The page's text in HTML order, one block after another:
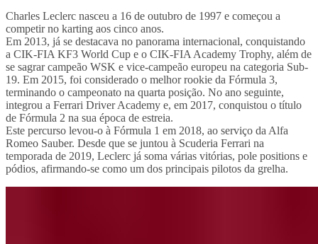
Charles Leclerc nasceu a 16 de outubro de 1997 e começou a
competir no karting aos cinco anos.
Em 2013, já se destacava no panorama internacional, conquistando
a CIK-FIA KF3 World Cup e o CIK-FIA Academy Trophy, além de
se sagrar campeão WSK e vice-campeão europeu na categoria Sub-
19. Em 2015, foi considerado o melhor rookie da Fórmula 3,
terminando o campeonato na quarta posição. No ano seguinte,
integrou a Ferrari Driver Academy e, em 2017, conquistou o título
de Fórmula 2 na sua época de estreia.
Este percurso levou-o à Fórmula 1 em 2018, ao serviço da Alfa
Romeo Sauber. Desde que se juntou à Scuderia Ferrari na
temporada de 2019, Leclerc já soma várias vitórias, pole positions e
pódios, afirmando-se como um dos principais pilotos da grelha.